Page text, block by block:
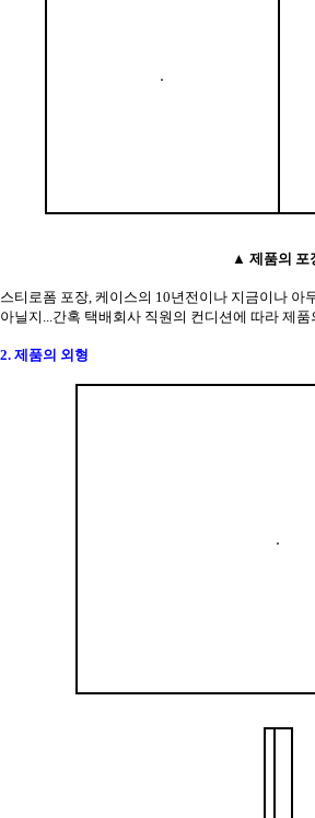
▲ 제품의 포
스티로폼 포장, 케이스의 10년전이나 지금이나 아
아닐지...간혹 택배회사 직원의 컨디션에 따라 제
2. 제품의 외형